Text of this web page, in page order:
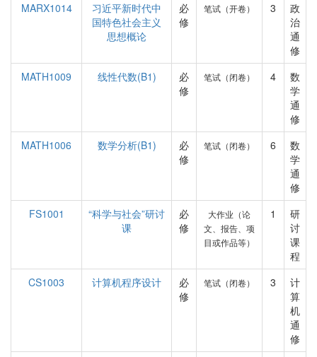
MARX1014
习近平新时代中
国特色社会主义
思想概论
必
修
笔试（开卷） 3
政
治
通
修
MATH1009
线性代数(B1)
必
修
笔试（闭卷） 4
数
学
通
修
MATH1006
数学分析(B1)
必
修
笔试（闭卷） 6
数
学
通
修
FS1001
“科学与社会”研讨
课
必
修
大作业（论
文、报告、项
目或作品等）
1
研
讨
课
程
CS1003
计算机程序设计
必
修
笔试（闭卷） 3
计
算
机
通
修